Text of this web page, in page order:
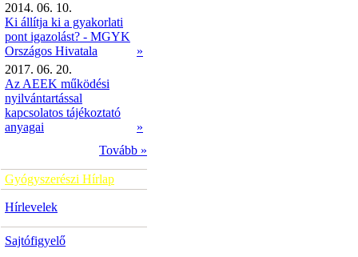
2014. 06. 10.
Ki állítja ki a gyakorlati
pont igazolást? - MGYK
Országos Hivatala
»
2017. 06. 20.
Az AEEK működési
nyilvántartással
kapcsolatos tájékoztató
anyagai
»
Tovább »
Gyógyszerészi Hírlap
Hírlevelek
Sajtófigyelő